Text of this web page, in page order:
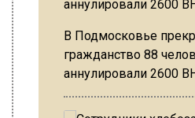
В Подмосковье
гражданство 88
аннулировали 2600